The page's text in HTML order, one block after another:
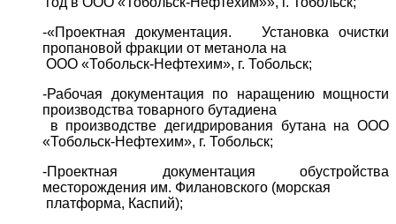
-«Проектная документация. Установка очистки
пропановой фракции от метанола на
ООО «Тобольск-Нефтехим», г. Тобольск;
-Рабочая документация по наращению мощности
производства товарного бутадиена
в производстве дегидрирования бутана на ООО
«Тобольск-Нефтехим», г. Тобольск;
-Проектная документация обустройства
месторождения им. Филановского (морская
платформа, Каспий);